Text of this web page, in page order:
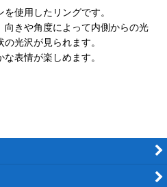
使用したリングです。
向きや角度によって内側からの光
光沢が見られます。
表情が楽しめます。